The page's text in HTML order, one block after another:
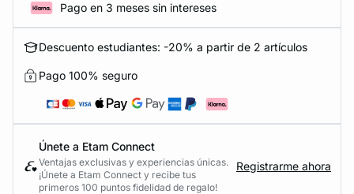
Pago en 3 meses sin intereses
Descuento estudiantes: -20% a partir de 2 artículos
Pago 100% seguro
Únete a Etam Connect
Ventajas exclusivas y experiencias únicas.
¡Únete a Etam Connect y recibe tus
primeros 100 puntos fidelidad de regalo!
Registrarme ahora